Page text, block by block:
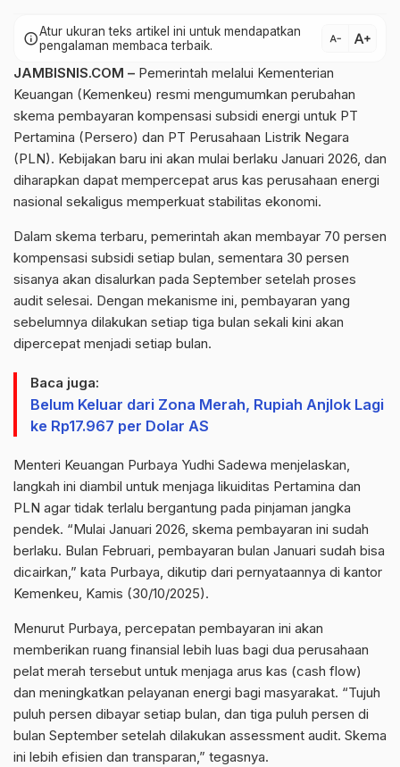
infoAtur ukuran teks artikel ini untuk mendapatkan
pengalaman membaca terbaik.
text_decrease text_increase
JAMBISNIS.COM – Pemerintah melalui Kementerian
Keuangan (Kemenkeu) resmi mengumumkan perubahan
skema pembayaran kompensasi subsidi energi untuk PT
Pertamina (Persero) dan PT Perusahaan Listrik Negara
(PLN). Kebijakan baru ini akan mulai berlaku Januari 2026, dan
diharapkan dapat mempercepat arus kas perusahaan energi
nasional sekaligus memperkuat stabilitas ekonomi.
Dalam skema terbaru, pemerintah akan membayar 70 persen
kompensasi subsidi setiap bulan, sementara 30 persen
sisanya akan disalurkan pada September setelah proses
audit selesai. Dengan mekanisme ini, pembayaran yang
sebelumnya dilakukan setiap tiga bulan sekali kini akan
dipercepat menjadi setiap bulan.
Baca juga:
Belum Keluar dari Zona Merah, Rupiah Anjlok Lagi
ke Rp17.967 per Dolar AS
Menteri Keuangan Purbaya Yudhi Sadewa menjelaskan,
langkah ini diambil untuk menjaga likuiditas Pertamina dan
PLN agar tidak terlalu bergantung pada pinjaman jangka
pendek. “Mulai Januari 2026, skema pembayaran ini sudah
berlaku. Bulan Februari, pembayaran bulan Januari sudah bisa
dicairkan,” kata Purbaya, dikutip dari pernyataannya di kantor
Kemenkeu, Kamis (30/10/2025).
Menurut Purbaya, percepatan pembayaran ini akan
memberikan ruang finansial lebih luas bagi dua perusahaan
pelat merah tersebut untuk menjaga arus kas (cash flow)
dan meningkatkan pelayanan energi bagi masyarakat. “Tujuh
puluh persen dibayar setiap bulan, dan tiga puluh persen di
bulan September setelah dilakukan assessment audit. Skema
ini lebih efisien dan transparan,” tegasnya.